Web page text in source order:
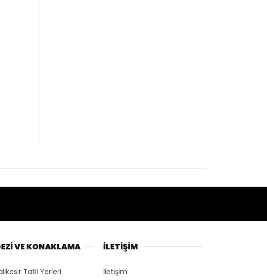
VE KONAKLAMA
Tatil Yerleri
İLETİŞİM
İletişim